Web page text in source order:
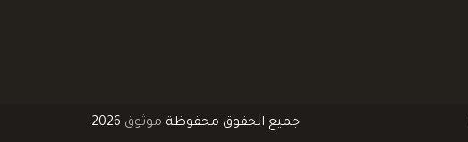
جميع الحقوق محفوظة موثوق